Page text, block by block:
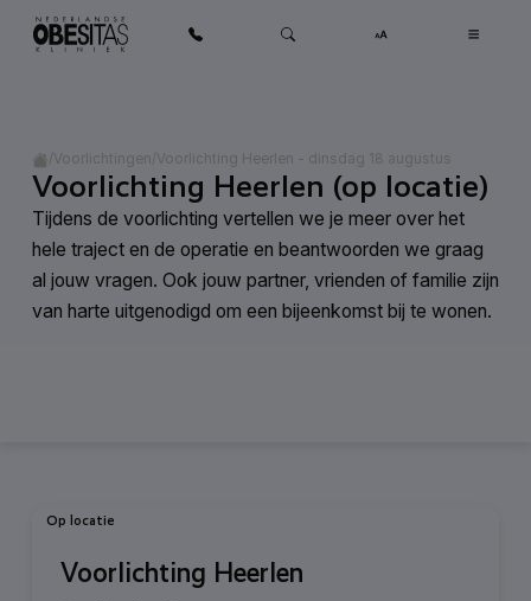
Ga naar inhoud
Home
/Voorlichtingen/Voorlichting Heerlen - dinsdag 18 augustus
Voorlichting Heerlen (op locatie)
Tijdens de voorlichting vertellen we je meer over het
hele traject en de operatie en beantwoorden we graag
al jouw vragen. Ook jouw partner, vrienden of familie zijn
van harte uitgenodigd om een bijeenkomst bij te wonen.
Op locatie
Voorlichting Heerlen